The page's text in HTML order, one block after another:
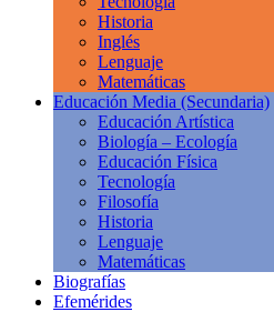
Historia
Inglés
Lenguaje
Matemáticas
Educación Media (Secundaria)
Educación Artística
Biología – Ecología
Educación Física
Tecnología
Filosofía
Historia
Lenguaje
Matemáticas
Biografías
Efemérides